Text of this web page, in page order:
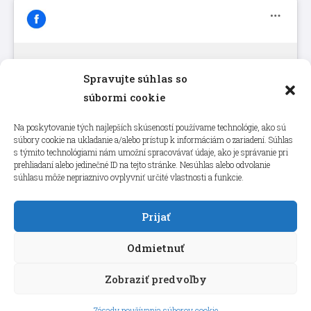
Spravujte súhlas so
súbormi cookie
Na poskytovanie tých najlepších skúseností používame technológie, ako sú
súbory cookie na ukladanie a/alebo prístup k informáciám o zariadení. Súhlas
s týmito technológiami nám umožní spracovávať údaje, ako je správanie pri
prehliadaní alebo jedinečné ID na tejto stránke. Nesúhlas alebo odvolanie
súhlasu môže nepriaznivo ovplyvniť určité vlastnosti a funkcie.
Prijať
Odmietnuť
Zobraziť predvoľby
Kliknutím prijmete súbory cookie
Copyright © 2026 aneps.sk